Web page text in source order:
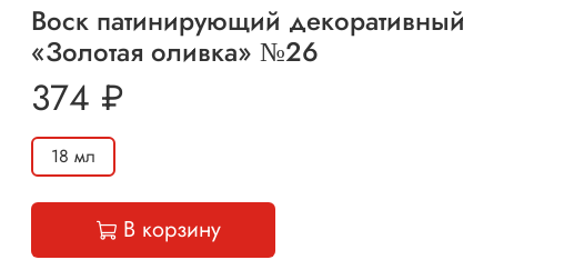
Воск патинирующий декоративный
«Золотая оливка» №26
374 ₽
18 мл
В корзину